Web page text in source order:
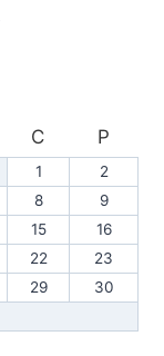
C P
1
2
8
9
15
16
22
23
29
30